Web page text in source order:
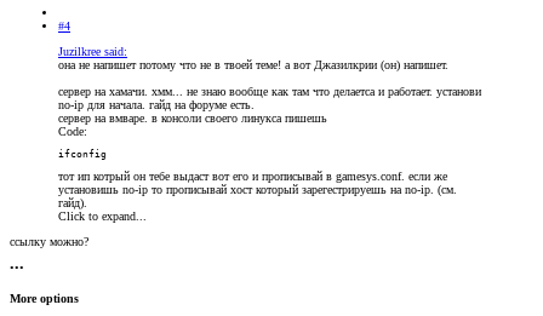
#4
Juzilkree said:
она не напишет потому что не в твоей теме! а вот Джазилкрии (он) напишет.
сервер на хамачи. хмм... не знаю вообще как там что делаетса и работает. установи
no-ip для начала. гайд на форуме есть.
сервер на вмваре. в консоли своего линукса пишешь
Code:
ifconfig
тот ип котрый он тебе выдаст вот его и прописывай в gamesys.conf. если же
установишь no-ip то прописывай хост который зарегестрируешь на no-ip. (см.
гайд).
Click to expand...
ссылку можно?
•••
More options